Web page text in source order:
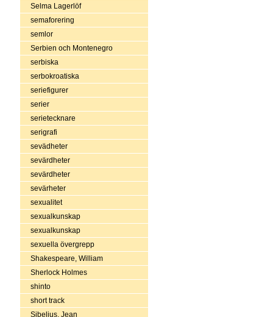
Selma Lagerlöf
semaforering
semlor
Serbien och Montenegro
serbiska
serbokroatiska
seriefigurer
serier
serietecknare
serigrafi
sevädheter
sevärdheter
sevärdheter
sevärheter
sexualitet
sexualkunskap
sexualkunskap
sexuella övergrepp
Shakespeare, William
Sherlock Holmes
shinto
short track
Sibelius, Jean